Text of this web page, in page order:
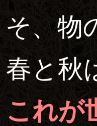
、物
と秋
これが